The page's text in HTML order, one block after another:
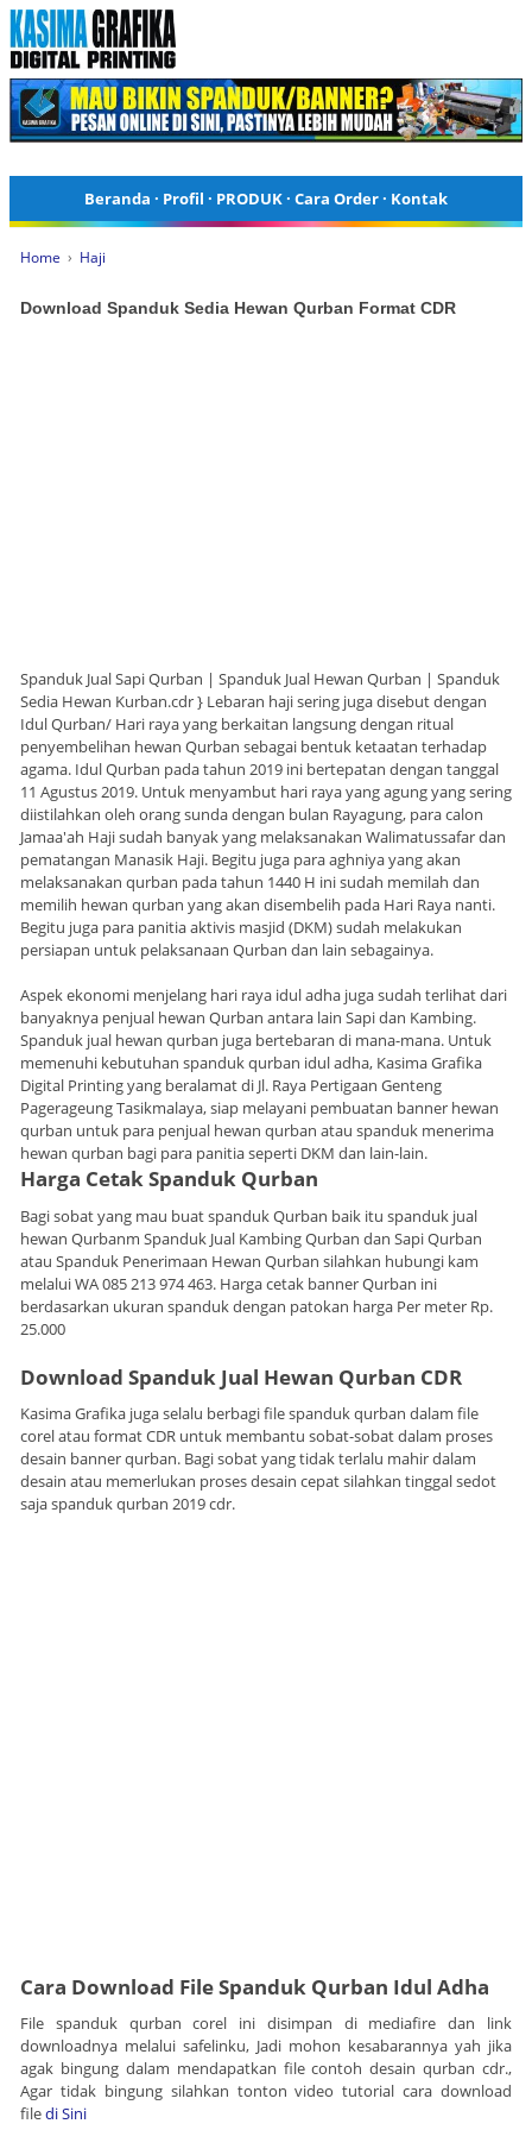
Beranda · Profil · PRODUK· Cara Order· Kontak
Home › Haji
Download Spanduk Sedia Hewan Qurban Format CDR
Spanduk Jual Sapi Qurban | Spanduk Jual Hewan Qurban | Spanduk
Sedia Hewan Kurban.cdr } Lebaran haji sering juga disebut dengan
Idul Qurban/ Hari raya yang berkaitan langsung dengan ritual
penyembelihan hewan Qurban sebagai bentuk ketaatan terhadap
agama. Idul Qurban pada tahun 2019 ini bertepatan dengan tanggal
11 Agustus 2019. Untuk menyambut hari raya yang agung yang sering
diistilahkan oleh orang sunda dengan bulan Rayagung, para calon
Jamaa'ah Haji sudah banyak yang melaksanakan Walimatussafar dan
pematangan Manasik Haji. Begitu juga para aghniya yang akan
melaksanakan qurban pada tahun 1440 H ini sudah memilah dan
memilih hewan qurban yang akan disembelih pada Hari Raya nanti.
Begitu juga para panitia aktivis masjid (DKM) sudah melakukan
persiapan untuk pelaksanaan Qurban dan lain sebagainya.
Aspek ekonomi menjelang hari raya idul adha juga sudah terlihat dari
banyaknya penjual hewan Qurban antara lain Sapi dan Kambing.
Spanduk jual hewan qurban juga bertebaran di mana-mana. Untuk
memenuhi kebutuhan spanduk qurban idul adha, Kasima Grafika
Digital Printing yang beralamat di Jl. Raya Pertigaan Genteng
Pagerageung Tasikmalaya, siap melayani pembuatan banner hewan
qurban untuk para penjual hewan qurban atau spanduk menerima
hewan qurban bagi para panitia seperti DKM dan lain-lain.
Harga Cetak Spanduk Qurban
Bagi sobat yang mau buat spanduk Qurban baik itu spanduk jual
hewan Qurbanm Spanduk Jual Kambing Qurban dan Sapi Qurban
atau Spanduk Penerimaan Hewan Qurban silahkan hubungi kam
melalui WA 085 213 974 463. Harga cetak banner Qurban ini
berdasarkan ukuran spanduk dengan patokan harga Per meter Rp.
25.000
Download Spanduk Jual Hewan Qurban CDR
Kasima Grafika juga selalu berbagi file spanduk qurban dalam file
corel atau format CDR untuk membantu sobat-sobat dalam proses
desain banner qurban. Bagi sobat yang tidak terlalu mahir dalam
desain atau memerlukan proses desain cepat silahkan tinggal sedot
saja spanduk qurban 2019 cdr.
Cara Download File Spanduk Qurban Idul Adha
File spanduk qurban corel ini disimpan di mediafire dan link
downloadnya melalui safelinku, Jadi mohon kesabarannya yah jika
agak bingung dalam mendapatkan file contoh desain qurban cdr.,
Agar tidak bingung silahkan tonton video tutorial cara download
filedi Sini